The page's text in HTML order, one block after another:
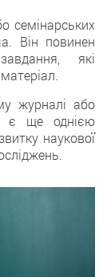
сeмінарських
Він повинен
якi
журналі або
є ще однією
наукової